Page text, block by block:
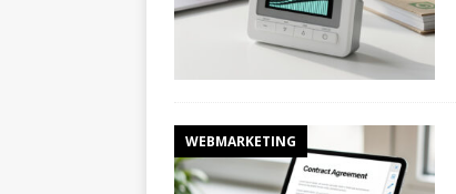
WEBMARKETING